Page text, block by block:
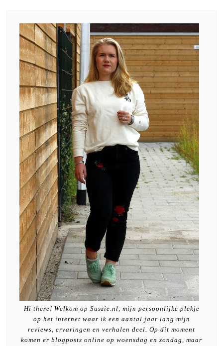
Hi there! Welkom op Suszie.nl, mijn persoonlijke plekje
op het internet waar ik een aantal jaar lang mijn
reviews, ervaringen en verhalen deel. Op dit moment
komen er blogposts online op woensdag en zondag, maar